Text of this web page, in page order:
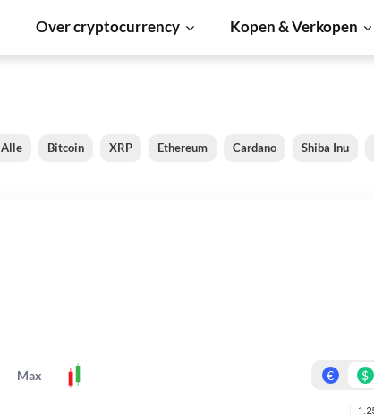
Over cryptocurrency Kopen & Verkopen
Alle Bitcoin XRP Ethereum Cardano Shiba Inu
Max € $